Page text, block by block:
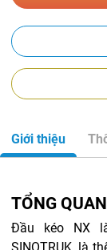
Giới thiệu
TỔNG QUAN
Đầu kéo NX